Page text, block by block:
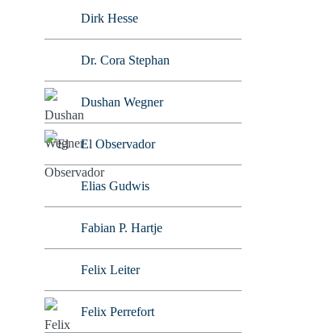
Dirk Hesse
Dr. Cora Stephan
Dushan Wegner
El Observador
Elias Gudwis
Fabian P. Hartje
Felix Leiter
Felix Perrefort